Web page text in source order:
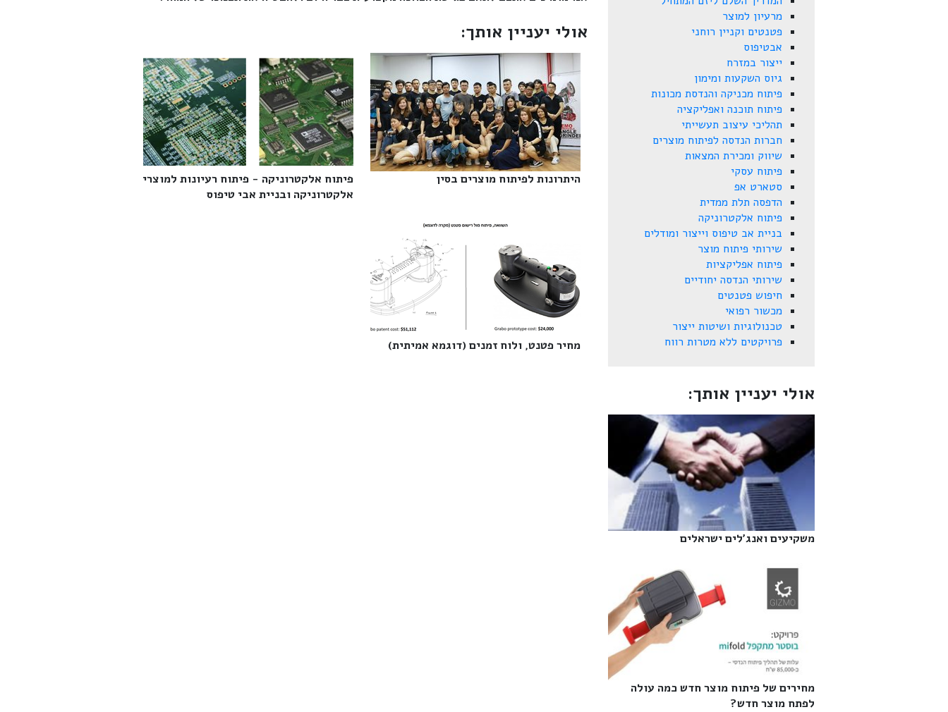
אולי יעניין אותך:
היתרונות לפיתוח מוצרים בסין‎
פיתוח אלקטרוניקה - פיתוח רעיונות למוצרי
אלקטרוניקה ובניית אבי טיפוס‎
מחיר פטנט, ולוח זמנים (דוגמא אמיתית)‎
מרעיון למוצר
פטנטים וקניין רוחני
אבטיפוס
ייצור במזרח
גיוס השקעות ומימון
פיתוח מכניקה והנדסת מכונות
פיתוח תוכנה ואפליקציה
תהליכי עיצוב תעשייתי
חברות הנדסה לפיתוח מוצרים
שיווק ומכירת המצאות
פיתוח עסקי
סטארט אפ
הדפסה תלת ממדית
פיתוח אלקטרוניקה
בניית אב טיפוס וייצור ומודלים
שירותי פיתוח מוצר
פיתוח אפליקציות
שירותי הנדסה יחודיים
חיפוש פטנטים
מכשור רפואי
טכנולוגיות ושיטות ייצור
פרויקטים ללא מטרות רווח
אולי יעניין אותך:
משקיעים ואנג'לים ישראלים‎
מחירים של פיתוח מוצר חדש כמה עולה
לפתח מוצר חדש?‎